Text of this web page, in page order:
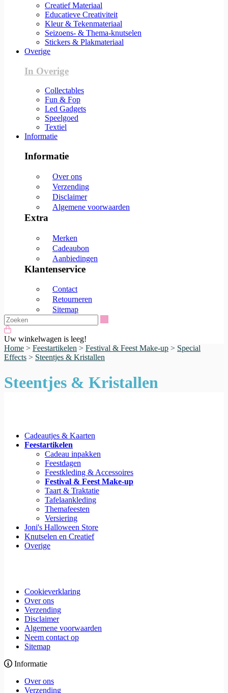
Creatief Materiaal
Educatieve Creativiteit
Kleur & Tekenmateriaal
Seizoens- & Thema-knutselen
Stickers & Plakmateriaal
Overige
In Overige
Collectables
Fun & Fop
Led Gadgets
Speelgoed
Textiel
Informatie
Informatie
Over ons
Verzending
Disclaimer
Algemene voorwaarden
Extra
Merken
Cadeaubon
Aanbiedingen
Klantenservice
Contact
Retourneren
Sitemap
Uw winkelwagen is leeg!
Home > Feestartikelen > Festival & Feest Make-up > Special
Effects > Steentjes & Kristallen
Steentjes & Kristallen
Cadeautjes & Kaarten
Feestartikelen
Cadeau inpakken
Feestdagen
Feestkleding & Accessoires
Festival & Feest Make-up
Taart & Traktatie
Tafelaankleding
Themafeesten
Versiering
Joni's Halloween Store
Knutselen en Creatief
Overige
Cookieverklaring
Over ons
Verzending
Disclaimer
Algemene voorwaarden
Neem contact op
Sitemap
Informatie
Over ons
Verzending